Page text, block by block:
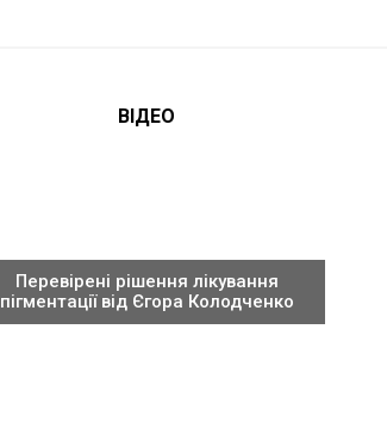
ВІДЕО
Перевірені рішення лікування
пігментації від Єгора Колодченко